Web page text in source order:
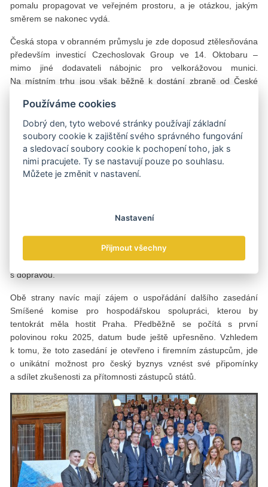
pomalu propagovat ve veřejném prostoru, a je otázkou, jakým
směrem se nakonec vydá.
Česká stopa v obranném průmyslu je zde doposud ztělesňována
především investicí Czechoslovak Group ve 14. Oktobaru –
mimo jiné dodavateli nábojnic pro velkorážovou munici.
Na místním trhu jsou však běžně k dostání zbraně od České
Aktuální memorandum o porozumění a další mezivládní
dohody
V průběhu premiérské mise do Srbska došlo i k podpisu
odhodlání začít pracovat na změnách protokolu k dohodě
o hospodářské spolupráci mezi ČR a Srbskem (s cílem definovat
nové prioritní oblasti ekonomické spolupráce) a vyjádřila ochotu
spolupracovat na několika specifických oblastech spojených
s dopravou.
Obě strany navíc mají zájem o uspořádání dalšího zasedání
Smíšené komise pro hospodářskou spolupráci, kterou by
tentokrát měla hostit Praha. Předběžně se počítá s první
polovinou roku 2025, datum bude ještě upřesněno. Vzhledem
k tomu, že toto zasedání je otevřeno i firemním zástupcům, jde
o unikátní možnost pro český byznys vznést své připomínky
a sdílet zkušenosti za přítomnosti zástupců států.
Používáme cookies
Dobrý den, tyto webové stránky používají základní
soubory cookie k zajištění svého správného fungování
a sledovací soubory cookie k pochopení toho, jak s
nimi pracujete. Ty se nastavují pouze po souhlasu.
Můžete je změnit v nastavení.
Nastavení
Přijmout všechny